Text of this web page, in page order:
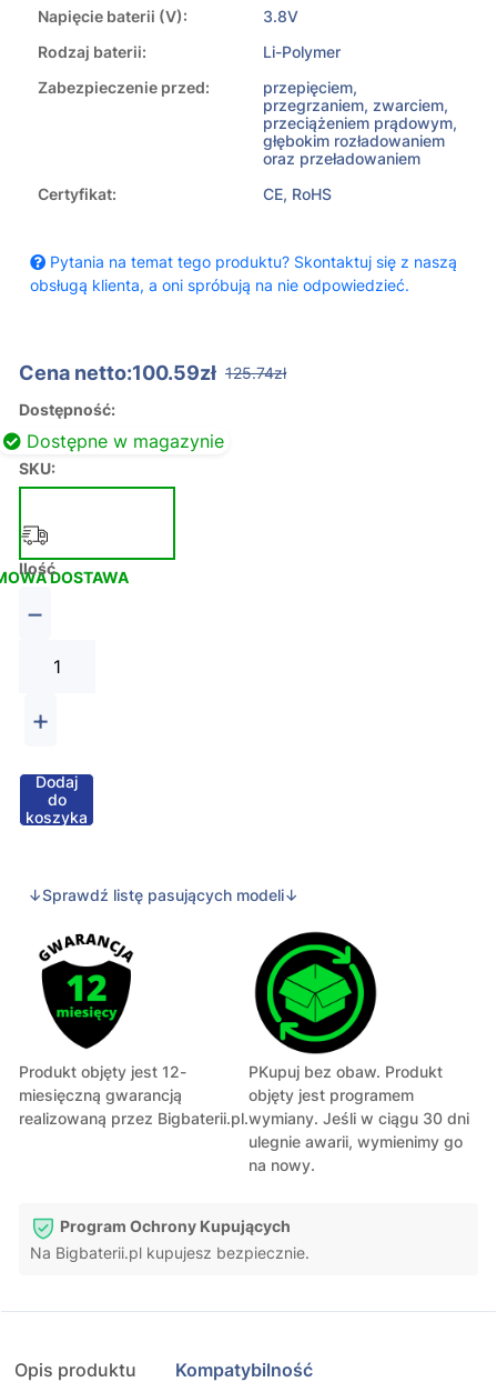
Napięcie baterii (V):
3.8V
Rodzaj baterii:
Li-Polymer
Zabezpieczenie przed:
przepięciem,
przegrzaniem, zwarciem,
przeciążeniem prądowym,
głębokim rozładowaniem
oraz przeładowaniem
Certyfikat:
CE, RoHS
Pytania na temat tego produktu? Skontaktuj się z naszą
obsługą klienta, a oni spróbują na nie odpowiedzieć.
Cena netto:100.59zł 125.74zł
Dostępność:
Dostępne w magazynie
SKU:
DOSTAWA
Ilość
−
+
Dodaj
do
koszyka
↓Sprawdź listę pasujących modeli↓
Produkt objęty jest 12-
miesięczną gwarancją
realizowaną przez Bigbaterii.pl.
PKupuj bez obaw. Produkt
objęty jest programem
wymiany. Jeśli w ciągu 30 dni
ulegnie awarii, wymienimy go
na nowy.
Program Ochrony Kupujących
Na Bigbaterii.pl kupujesz bezpiecznie.
Opis produktu Kompatybilność